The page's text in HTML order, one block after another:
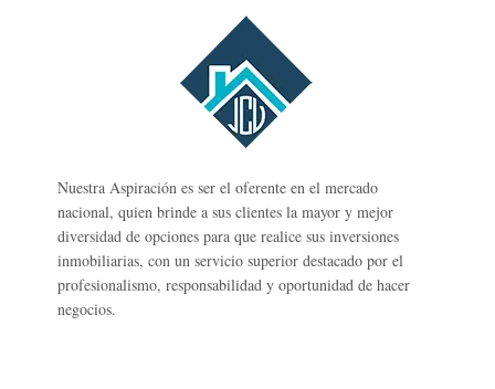
Nuestra Aspiración es ser el oferente en el mercado
nacional, quien brinde a sus clientes la mayor y mejor
diversidad de opciones para que realice sus inversiones
inmobiliarias, con un servicio superior destacado por el
profesionalismo, responsabilidad y oportunidad de hacer
negocios.